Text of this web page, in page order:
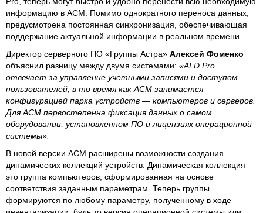
информацию в ACM. Помимо однократного переноса данных,
предусмотрена постоянная синхронизация, обеспечивающая
поддержание актуальной информации в реальном времени.
Директор серверного ПО «Группы Астра» Алексей Фоменко
объяснил разницу между двумя системами: «ALD Pro
отвечает за управление учетными записями и доступом
пользователей, в то время как ACM занимается
конфигурацией парка устройств — компьютеров и серверов.
Для ACM первостепенна фиксация данных о самом
оборудовании, установленном ПО и лицензиях операционной
системы».
В новой версии ACM расширены возможности создания
динамических коллекций устройств. Динамическая коллекция —
это группа компьютеров, сформированная на основе
соответствия заданным параметрам. Теперь группы
формируются по любому параметру, полученному в ходе